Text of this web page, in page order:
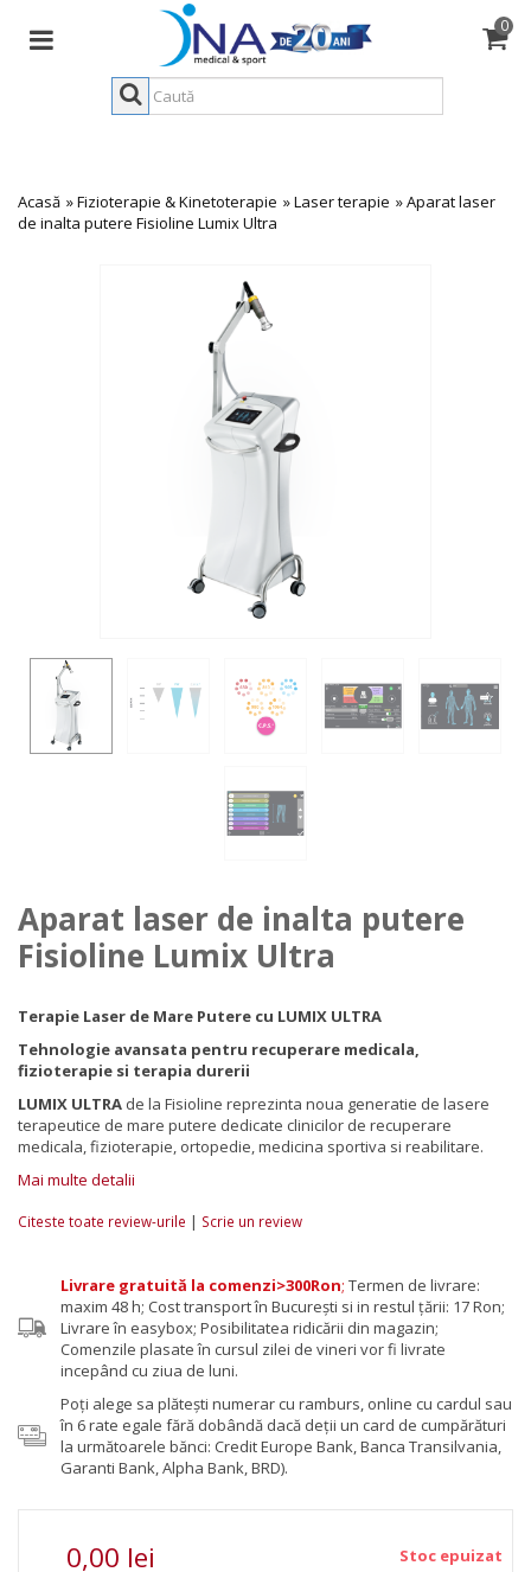
0
Acasă »Fizioterapie & Kinetoterapie »Laser terapie »Aparat laser
de inalta putere Fisioline Lumix Ultra
Aparat laser de inalta putere
Fisioline Lumix Ultra
Terapie Laser de Mare Putere cu LUMIX ULTRA
Tehnologie avansata pentru recuperare medicala,
fizioterapie si terapia durerii
LUMIX ULTRA de la Fisioline reprezinta noua generatie de lasere
terapeutice de mare putere dedicate clinicilor de recuperare
medicala, fizioterapie, ortopedie, medicina sportiva si reabilitare.
Mai multe detalii
Citeste toate review-urile | Scrie un review
Livrare gratuită la comenzi>300Ron; Termen de livrare:
maxim 48 h; Cost transport în București si in restul țării: 17 Ron;
Livrare în easybox; Posibilitatea ridicării din magazin;
Comenzile plasate în cursul zilei de vineri vor fi livrate
incepând cu ziua de luni.
Poţi alege sa plăteşti numerar cu ramburs, online cu cardul sau
în 6 rate egale fără dobândă dacă deții un card de cumpărături
la următoarele bănci: Credit Europe Bank, Banca Transilvania,
Garanti Bank, Alpha Bank, BRD).
0,00 lei Stoc epuizat